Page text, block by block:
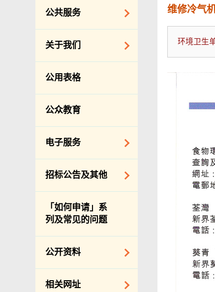
公共服务
洁净服务
公众街市
坟场及火葬场
食物安全
私营骨灰龛
公共设施
关于我们
组织结构
服务承诺
公用表格
公众教育
电子服务
网上付款
招标公告及其他
招标通告索引
主要采购服务预览
申请纳入食物环境
卫生署通知名单
的标准雇佣合约
「如何申请」系
列及常见的问题
公开资料
公开资料守则
相关网址
维修冷气
环境卫生